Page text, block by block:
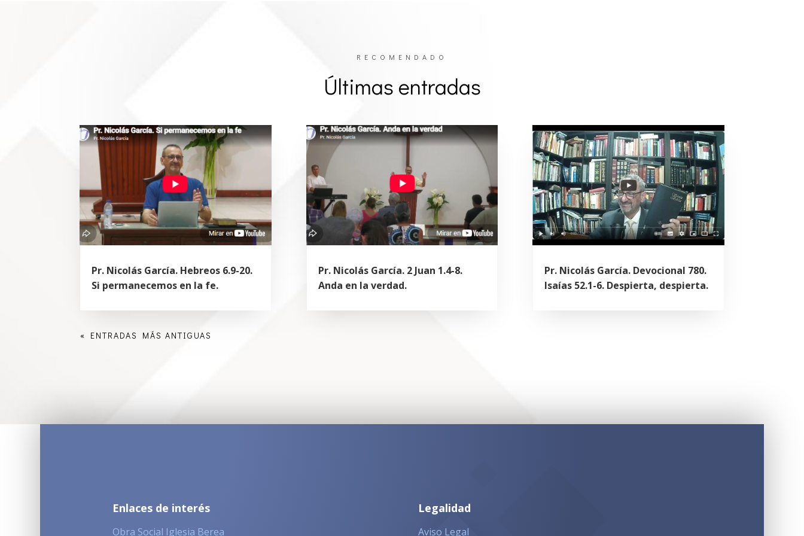
RECOMENDADO
Últimas entradas
Pr. Nicolás García. Hebreos 6.9-20.
Si permanecemos en la fe.
Pr. Nicolás García. 2 Juan 1.4-8.
Anda en la verdad.
Pr. Nicolás García. Devocional 780.
Isaías 52.1-6. Despierta, despierta.
« ENTRADAS MÁS ANTIGUAS
Enlaces de interés
Obra Social Iglesia Berea
Legalidad
Aviso Legal